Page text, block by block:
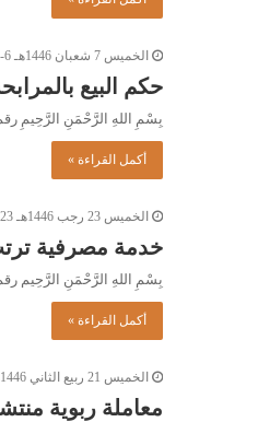
الخميس 7 شعبان 1446هـ 6-2-2025م
حكم البيع
بِسْمِ اللهِ الرَّحْمَنِ الرَّحِيمِ رقم الفتوى (5575) ورد إلى دار الإفتاء الليبية السؤال
أكمل القراءة »
الخميس 23 رجب 1446هـ 23-1-2025م
خدمة مصرفية
بِسْمِ اللهِ الرَّحْمَنِ الرَّحِيم رقم الفتوى (5568) السيد المحترم/ قاضي الدائرة الكلية بمحكمة هـ
أكمل القراءة »
الخميس 21 ربيع الثاني 1446هـ 24-10-2024م
معاملة ربوية